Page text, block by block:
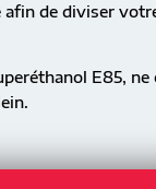
afin de diviser
E85,